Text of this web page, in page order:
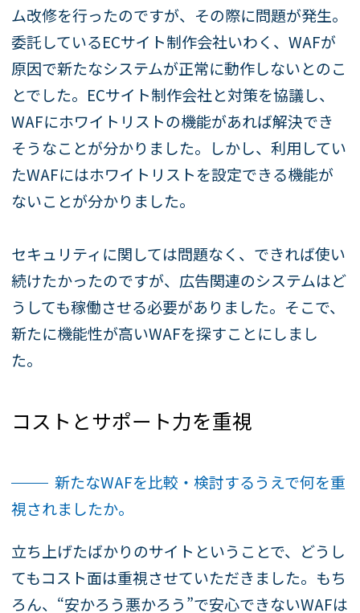
ム改修を行ったのですが、その際に問題が発生。
委託しているECサイト制作会社いわく、WAFが
原因で新たなシステムが正常に動作しないとのこ
とでした。ECサイト制作会社と対策を協議し、
WAFにホワイトリストの機能があれば解決でき
そうなことが分かりました。しかし、利用してい
たWAFにはホワイトリストを設定できる機能が
ないことが分かりました。
セキュリティに関しては問題なく、できれば使い
続けたかったのですが、広告関連のシステムはど
うしても稼働させる必要がありました。そこで、
新たに機能性が高いWAFを探すことにしまし
た。
コストとサポート力を重視
新たなWAFを比較・検討するうえで何を重
視されましたか。
立ち上げたばかりのサイトということで、どうし
てもコスト面は重視させていただきました。もち
ろん、“安かろう悪かろう”で安心できないWAFは